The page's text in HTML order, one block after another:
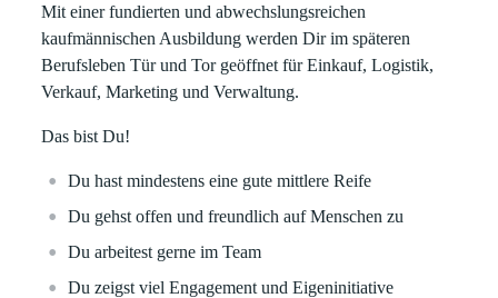
Mit einer fundierten und abwechslungsreichen
kaufmännischen Ausbildung werden Dir im späteren
Berufsleben Tür und Tor geöffnet für Einkauf, Logistik,
Verkauf, Marketing und Verwaltung.
Das bist Du!
Du hast mindestens eine gute mittlere Reife
Du gehst offen und freundlich auf Menschen zu
Du arbeitest gerne im Team
Du zeigst viel Engagement und Eigeninitiative